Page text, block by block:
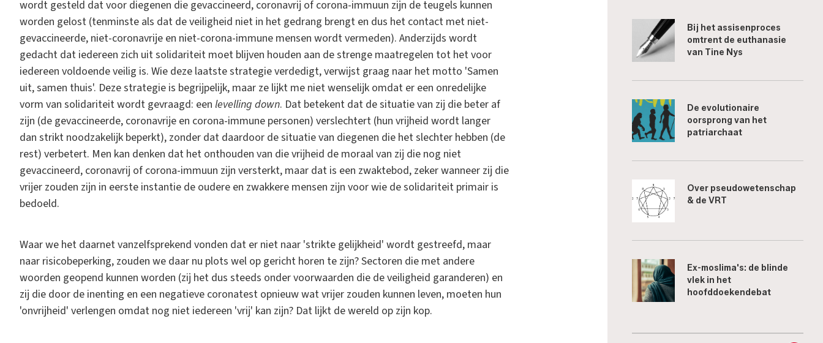
wordt gesteld dat voor diegenen die gevaccineerd, coronavrij of corona-immuun zijn de teugels kunnen
worden gelost (tenminste als dat de veiligheid niet in het gedrang brengt en dus het contact met niet-
gevaccineerde, niet-coronavrije en niet-corona-immune mensen wordt vermeden). Anderzijds wordt
gedacht dat iedereen zich uit solidariteit moet blijven houden aan de strenge maatregelen tot het voor
iedereen voldoende veilig is. Wie deze laatste strategie verdedigt, verwijst graag naar het motto 'Samen
uit, samen thuis'. Deze strategie is begrijpelijk, maar ze lijkt me niet wenselijk omdat er een onredelijke
vorm van solidariteit wordt gevraagd: een levelling down. Dat betekent dat de situatie van zij die beter af
zijn (de gevaccineerde, coronavrije en corona-immune personen) verslechtert (hun vrijheid wordt langer
dan strikt noodzakelijk beperkt), zonder dat daardoor de situatie van diegenen die het slechter hebben (de
rest) verbetert. Men kan denken dat het onthouden van die vrijheid de moraal van zij die nog niet
gevaccineerd, coronavrij of corona-immuun zijn versterkt, maar dat is een zwaktebod, zeker wanneer zij die
vrijer zouden zijn in eerste instantie de oudere en zwakkere mensen zijn voor wie de solidariteit primair is
bedoeld.
Waar we het daarnet vanzelfsprekend vonden dat er niet naar 'strikte gelijkheid' wordt gestreefd, maar
naar risicobeperking, zouden we daar nu plots wel op gericht horen te zijn? Sectoren die met andere
woorden geopend kunnen worden (zij het dus steeds onder voorwaarden die de veiligheid garanderen) en
zij die door de inenting en een negatieve coronatest opnieuw wat vrijer zouden kunnen leven, moeten hun
'onvrijheid' verlengen omdat nog niet iedereen 'vrij' kan zijn? Dat lijkt de wereld op zijn kop.
Bij het assisenproces
omtrent de euthanasie
van Tine Nys
De evolutionaire
oorsprong van het
patriarchaat
Over pseudowetenschap
& de VRT
Ex-moslima's: de blinde
vlek in het
hoofddoekendebat